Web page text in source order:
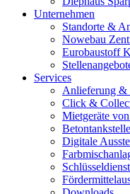
Unternehmen
Standorte &
Nowebau
Eurobaustoff
Services
Anlieferung &
Click &
Mietgeräte
Betontankstelle
Digitale